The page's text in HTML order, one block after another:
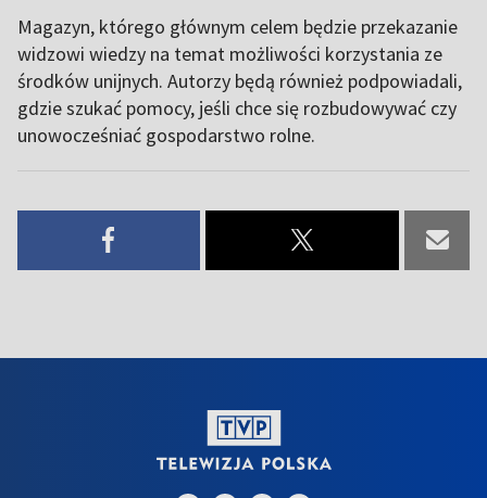
Magazyn, którego głównym celem będzie przekazanie
widzowi wiedzy na temat możliwości korzystania ze
środków unijnych. Autorzy będą również podpowiadali,
gdzie szukać pomocy, jeśli chce się rozbudowywać czy
unowocześniać gospodarstwo rolne.